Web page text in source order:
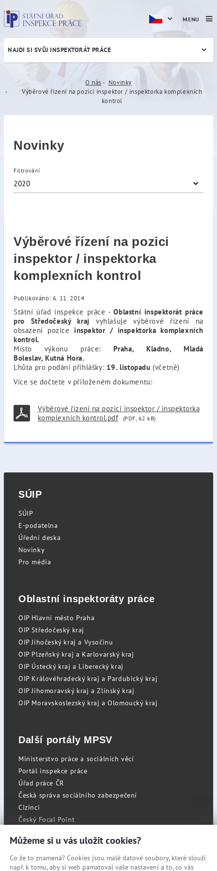
Výběrové řízení na pozici
NAJDI SI SVŮJ INSPEKTORÁT PRÁCE
O nás
Novinky
Výběrové řízení na pozici inspektor / inspektorka komplexních
kontrol
Novinky
Filtrování
2020
Výběrové řízení na pozici
inspektor / inspektorka
komplexních kontrol
Publikováno: 6. 11. 2014
Státní úřad inspekce práce -Oblastní inspektorát práce
pro Středočeský kraj vyhlašuje výběrové řízení na
obsazení pozice inspektor / inspektorka komplexních
kontrol.
Místo výkonu práce: Praha, Kladno, Mladá
Boleslav, Kutná Hora.
Lhůta pro podání přihlášky: 19. listopadu (včetně)
Více se dočtete v přiloženém dokumentu:
Výběrové řízení na pozici inspektor / inspektorka
komplexních kontrol.pdf
(PDF, 62 kB)
MENU
SÚIP
SÚIP
E-podatelna
Úřední deska
Novinky
Pro média
Oblastní inspektoráty práce
OIP Hlavní město Praha
OIP Středočeský kraj
OIP Jihočeský kraj a Vysočinu
OIP Plzeňský kraj a Karlovarský kraj
OIP Ústecký kraj a Liberecký kraj
OIP Královéhradecký kraj a Pardubický kraj
OIP Jihomoravský kraj a Zlínský kraj
OIP Moravskoslezský kraj a Olomoucký kraj
Další portály MPSV
Ministerstvo práce a sociálních věcí
Portál inspekce práce
Úřad práce ČR
Česká správa sociálního zabezpečení
Cizinci
Český Focal Point
RSS
Můžeme si u vás uložit cookies?
Co že to znamená? Cookies jsou malé datové soubory, které slouží
např. k tomu, aby si web pamatoval vaše nastavení a to, co vás